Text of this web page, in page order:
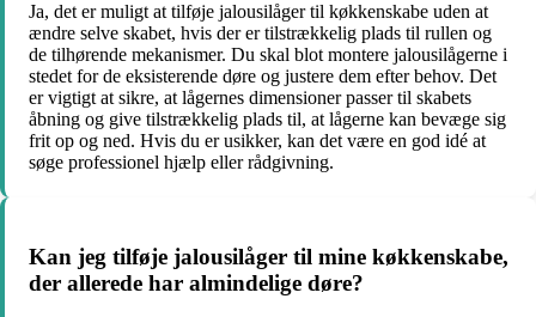
Ja, det er muligt at tilføje jalousilåger til køkkenskabe uden at
ændre selve skabet, hvis der er tilstrækkelig plads til rullen og
de tilhørende mekanismer. Du skal blot montere jalousilågerne i
stedet for de eksisterende døre og justere dem efter behov. Det
er vigtigt at sikre, at lågernes dimensioner passer til skabets
åbning og give tilstrækkelig plads til, at lågerne kan bevæge sig
frit op og ned. Hvis du er usikker, kan det være en god idé at
søge professionel hjælp eller rådgivning.
Kan jeg tilføje jalousilåger til mine køkkenskabe,
der allerede har almindelige døre?